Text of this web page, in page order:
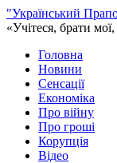
Перейти
до
"Український
«Учітеся, брати
Головна
Новини
Сенсації
Економіка
Про війну
Про гроші
Корупція
Відео